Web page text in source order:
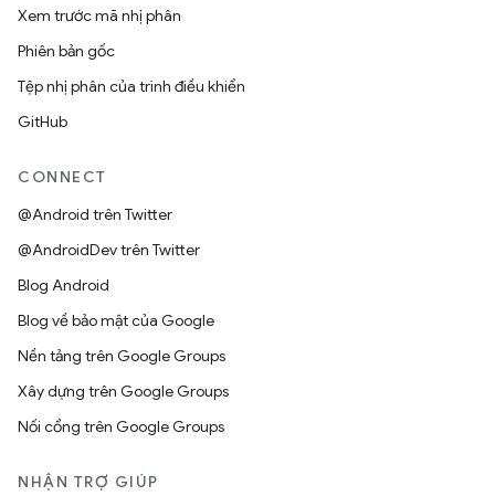
Xem trước mã nhị phân
Phiên bản gốc
Tệp nhị phân của trình điều khiển
GitHub
CONNECT
@Android trên Twitter
@AndroidDev trên Twitter
Blog Android
Blog về bảo mật của Google
Nền tảng trên Google Groups
Xây dựng trên Google Groups
Nối cổng trên Google Groups
NHẬN TRỢ GIÚP